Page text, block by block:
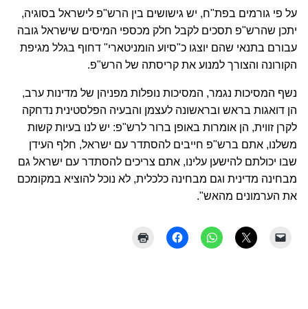
על פי גורמים בפת"ח, יש גישושים בין הרש"פ לישראל בסוגיה,
יתכן שהרש"פ תסכים לקבל חלק מכספי המיסים שישראל גובה
עבורם בתנאי שהם יוצגו כ"סיוע הומניטארי" דחוף בגלל מגיפת
הקורונה והצורך למנוע את קריסתה של הרש"פ.
נשף המסיכות נגמר, המסיכות נופלות מפניהן של מדינות ערב,
הן דואגות בראש ובראשונה לעצמן והבעיה הפלסטינית נדחקה
לקרן זווית, הן אומרות באופן ברור לרש"פ: יש לנו בעיות קשות
משלנו, אתם ברש"פ חייבים להסתדר עם ישראל, חלף העידן
שבו יכולתם להישען עלינו, אתם צריכים להסתדר עם ישראל גם
מבחינה מדינית וגם מבחינה כלכלית, לא נוכל להוציא במקומכם
את הערמונים מהאש".